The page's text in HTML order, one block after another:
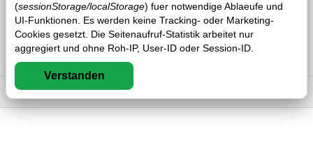
(sessionStorage/localStorage) fuer notwendige Ablaeufe und
UI-Funktionen. Es werden keine Tracking- oder Marketing-
Cookies gesetzt. Die Seitenaufruf-Statistik arbeitet nur
aggregiert und ohne Roh-IP, User-ID oder Session-ID.
Verstanden
Impressum